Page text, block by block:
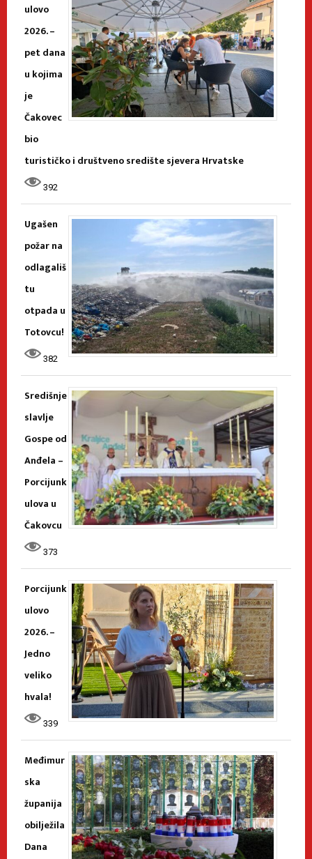
ulovo
2026. –
pet dana
u kojima
je
Čakovec
bio
turističko i društveno središte sjevera Hrvatske
392
Ugašen
požar na
odlagališ
tu
otpada u
Totovcu!
382
Središnje
slavlje
Gospe od
Anđela –
Porcijunk
ulova u
Čakovcu
373
Porcijunk
ulovo
2026. –
Jedno
veliko
hvala!
339
Međimur
ska
županija
obilježila
Dana